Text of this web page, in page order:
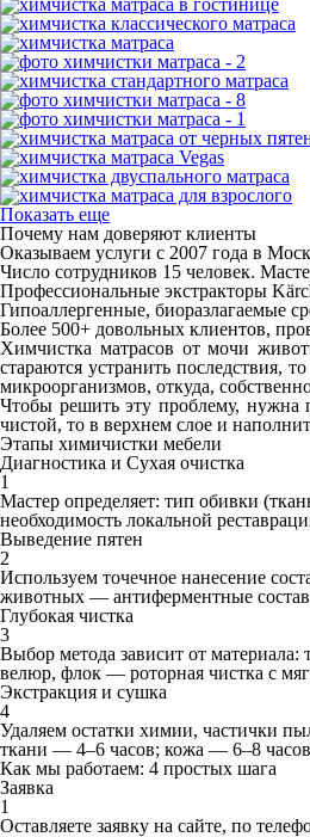
Показать еще
Почему нам доверяют клиенты
Оказываем услуги с 2007 года в
Число сотрудников 15 человек.
Профессиональные экстракторы
Гипоаллергенные, биоразлагаемые
Более 500+ довольных клиентов,
Химчистка матрасов от мочи
стараются устранить последствия,
микроорганизмов, откуда,
Чтобы решить эту проблему, нужна
чистой, то в верхнем слое и
Этапы химичистки мебели
Диагностика и Сухая очистка
1
Мастер определяет: тип обивки
необходимость локальной
Выведение пятен
2
Используем точечное нанесение
животных — антиферментные
Глубокая чистка
3
Выбор метода зависит от
велюр, флок — роторная чистка с
Экстракция и сушка
4
Удаляем остатки химии, частички
ткани — 4–6 часов; кожа — 6–8
Как мы работаем: 4 простых шага
Заявка
1
Оставляете заявку на сайте, по